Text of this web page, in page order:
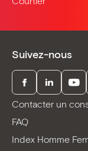
Suivez-nous
FacebookLinkedIn
Contacter un
FAQ
Index Homme